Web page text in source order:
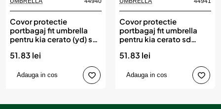
Covor protectie
portbagaj fit umbrella
pentru kia cerato (yd) sd
51.83 lei
Adauga in cos
Covor protectie
portbagaj fit umbrella
pentru kia cerato sd
51.83 lei
Adauga in cos